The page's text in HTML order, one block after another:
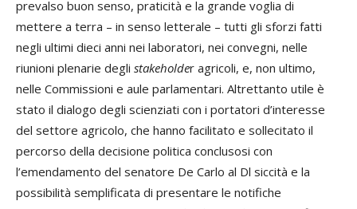
prevalso buon senso, praticità e la grande voglia di
mettere a terra – in senso letterale – tutti gli sforzi fatti
negli ultimi dieci anni nei laboratori, nei convegni, nelle
riunioni plenarie degli stakeholder agricoli, e, non ultimo,
nelle Commissioni e aule parlamentari. Altrettanto utile è
stato il dialogo degli scienziati con i portatori d’interesse
del settore agricolo, che hanno facilitato e sollecitato il
percorso della decisione politica conclusosi con
l’emendamento del senatore De Carlo al Dl siccità e la
possibilità semplificata di presentare le notifiche